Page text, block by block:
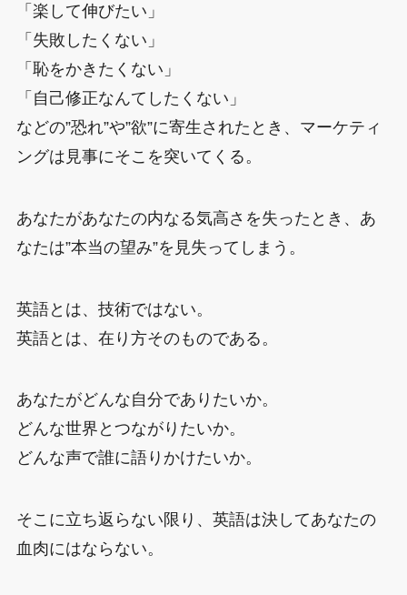
「楽して伸びたい」
「失敗したくない」
「恥をかきたくない」
「自己修正なんてしたくない」
などの”恐れ”や”欲”に寄生されたとき、マーケティ
ングは見事にそこを突いてくる。
あなたがあなたの内なる気高さを失ったとき、あ
なたは”本当の望み”を見失ってしまう。
英語とは、技術ではない。
英語とは、在り方そのものである。
あなたがどんな自分でありたいか。
どんな世界とつながりたいか。
どんな声で誰に語りかけたいか。
そこに立ち返らない限り、英語は決してあなたの
血肉にはならない。